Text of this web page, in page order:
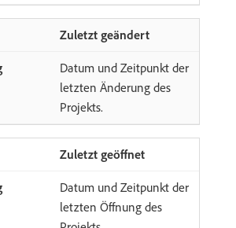
Zuletzt geändert
Datum und Zeitpunkt der
letzten Änderung des
Projekts.
Zuletzt geöffnet
Datum und Zeitpunkt der
letzten Öffnung des